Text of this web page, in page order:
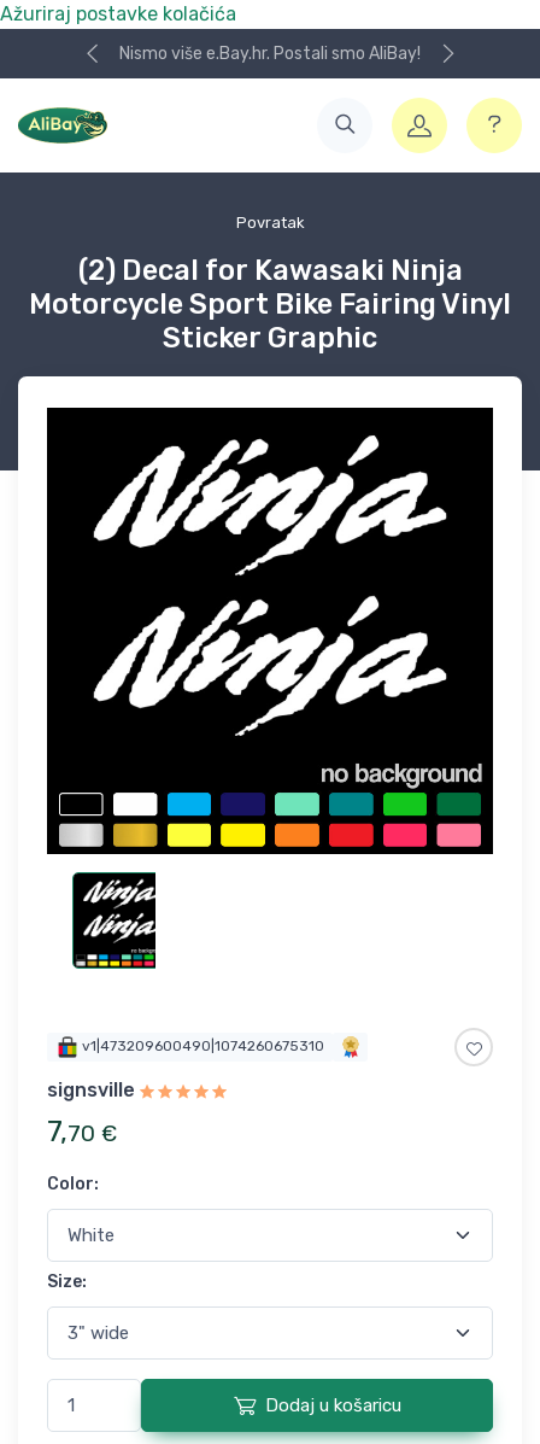
Ažuriraj postavke kolačića
Nismo više e.Bay.hr. Postali smo AliBay!
Povratak
(2) Decal for Kawasaki Ninja
Motorcycle Sport Bike Fairing Vinyl
Sticker Graphic
v1|473209600490|1074260675310
signsville
7,70 €
Color:
Size:
Dodaj u košaricu